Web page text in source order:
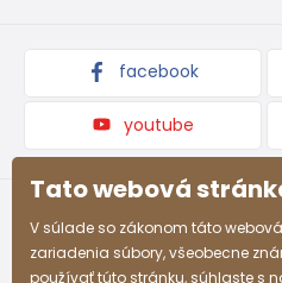
facebook
youtube
Tato webová
V súlade so zákonom táto
zariadenia súbory, všeobecne
používať túto stránku, súhlaste s